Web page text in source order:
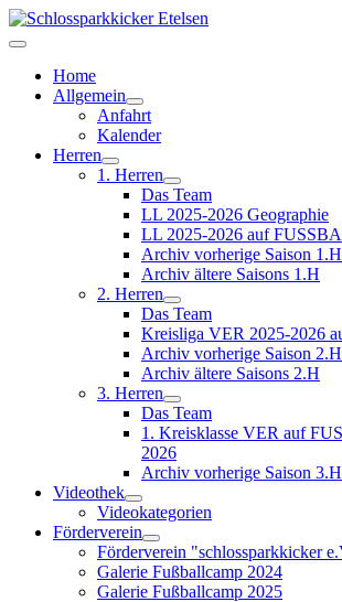
Home
Allgemein
Anfahrt
Kalender
Herren
1. Herren
Das Team
LL 2025-2026 Geographie
LL 2025-2026 auf
Archiv vorherige Saison 1.H
Archiv ältere Saisons 1.H
2. Herren
Das Team
Kreisliga VER 2025-2026
Archiv vorherige Saison 2.H
Archiv ältere Saisons 2.H
3. Herren
Das Team
1. Kreisklasse VER auf
2026
Archiv vorherige Saison 3.H
Videothek
Videokategorien
Förderverein
Förderverein "schlossparkkicker
Galerie Fußballcamp 2024
Galerie Fußballcamp 2025